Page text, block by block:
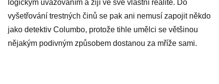
logickým uvažováním a žijí ve své vlastní realitě. Do
vyšetřování trestných činů se pak ani nemusí zapojit někdo
jako detektiv Columbo, protože tihle umělci se většinou
nějakým podivným způsobem dostanou za mříže sami.